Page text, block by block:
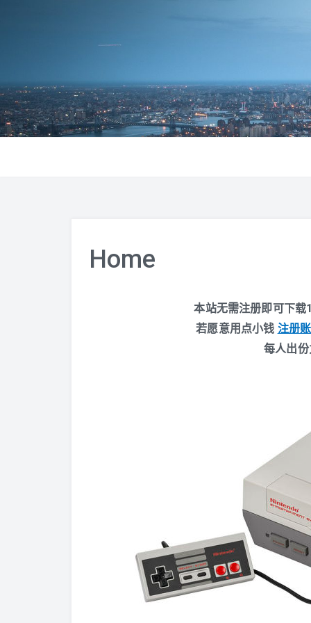
Home
本站无需注册即可下
若愿意用点小钱 注册
每人出